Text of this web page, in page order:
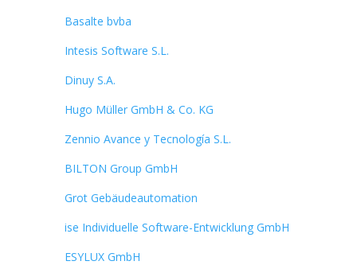
Basalte bvba
Intesis Software S.L.
Dinuy S.A.
Hugo Müller GmbH & Co. KG
Zennio Avance y Tecnología S.L.
BILTON Group GmbH
Grot Gebäudeautomation
ise Individuelle Software-Entwicklung GmbH
ESYLUX GmbH